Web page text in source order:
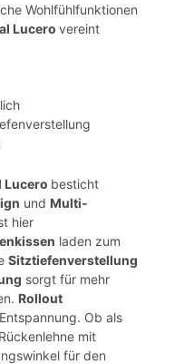
Wohlfühlfunktionen
Lucero vereint
Lucero besticht
und Multi-
hier
laden zum
Sitztiefenverstellung
sorgt für mehr
Rollout
Ob als
mit
für den